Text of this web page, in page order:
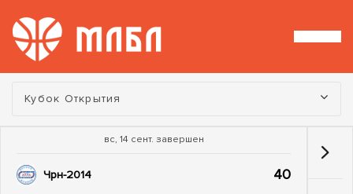
Турнир:
Кубок Открытия
вс, 14 сент. завершен
Чрн-2014 40